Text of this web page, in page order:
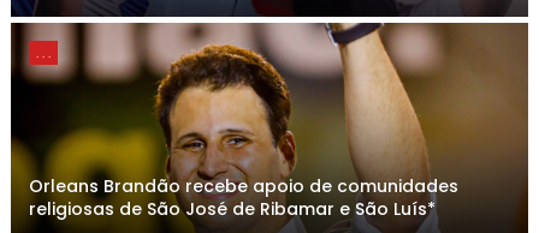
. . .
Orleans Brandão recebe apoio de comunidades
religiosas de São José de Ribamar e São Luís*